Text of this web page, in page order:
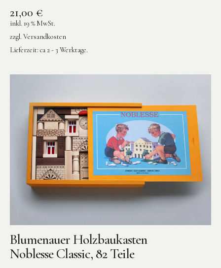
InstagramPinterest
21,00 €
inkl. 19 % MwSt.
zzgl. Versandkosten
Lieferzeit: ca 2 - 3 Werktage.
Blumenauer Holzbaukasten
Noblesse Classic, 82 Teile